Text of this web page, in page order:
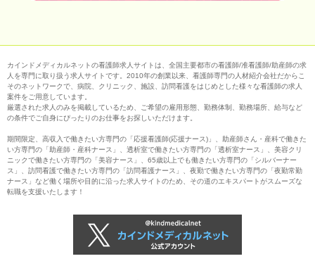
カインドメディカルネットの看護師求人サイトは、全国主要都市の看護師/准看護師/助産師の求
人を専門に取り扱う求人サイトです。2010年の創業以来、看護師専門の人材紹介会社だからこ
そのネットワークで、病院、クリニック、施設、訪問看護をはじめとした様々な看護師の求人
案件をご用意しています。
厳選された求人のみを掲載しているため、ご希望の雇用形態、勤務体制、勤務場所、給与など
の条件でご自身にぴったりのお仕事をお探しいただけます。
期間限定、高収入で働きたい方専門の「応援看護師(応援ナース)」、助産師さん・産科で働きた
い方専門の「助産師・産科ナース」、透析室で働きたい方専門の「透析室ナース」、美容クリ
ニックで働きたい方専門の「美容ナース」、65歳以上でも働きたい方専門の「シルバーナー
ス」、訪問看護で働きたい方専門の「訪問看護ナース」、夜勤で働きたい方専門の「夜勤常勤
ナース」など働く場所や目的に沿った求人サイトのため、その道のエキスパートがスムーズな
転職を支援いたします！